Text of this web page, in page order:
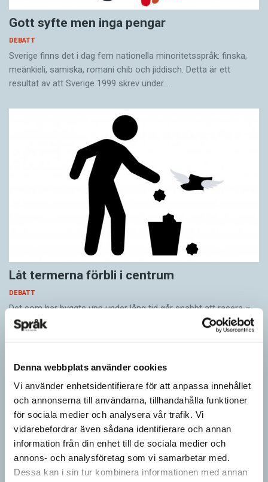
Denna webbplats använder cookies
Vi använder enhetsidentifierare för att anpassa innehållet
och annonserna till användarna, tillhandahålla funktioner
för sociala medier och analysera vår trafik. Vi
vidarebefordrar även sådana identifierare och annan
information från din enhet till de sociala medier och
annons- och analysföretag som vi samarbetar med.
Dessa kan i sin tur kombinera informationen med annan
Gott syfte men inga pengar
DEBATT
Sverige finns det i dag fem nationella minoritetsspråk: finska,
meänkieli, samiska, romani chib och jiddisch. Detta är ett
resultat av att Sverige 1999 skrev under…
Låt termerna förbli i centrum
DEBATT
Det som har byggts upp under lång tid går snabbt att rasera –
men är svårt att återskapa. Terminologicentrum, TNC, har